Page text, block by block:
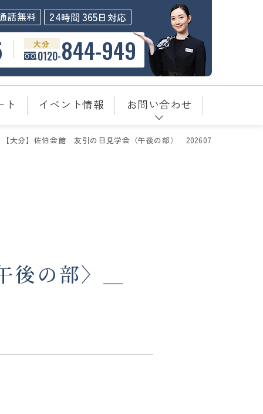
話無料 24時間 365日対応
大分
0120-844-949
ト イベント情報 お問い合わせ
【大分】佐伯会館＿友引の日見学会〈午後の部〉＿202607
の部〉＿